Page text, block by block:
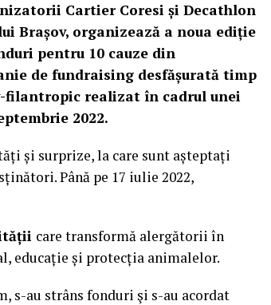
Cartier Coresi și Decathlon
Brașov, organizează a noua ediție
pentru 10 cauze din
de fundraising desfășurată timp
filantropic realizat în cadrul unei
2022.
și surprize, la care sunt așteptați
Până pe 17 iulie 2022,
care transformă alergătorii în
educație și protecția animalelor.
s-au strâns fonduri şi s-au acordat